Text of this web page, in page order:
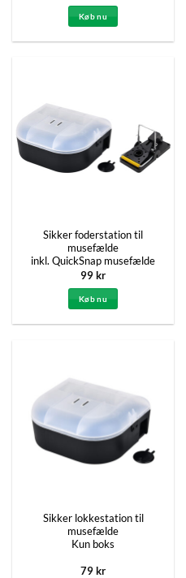
pris
var:
297 kr.
Køb nu
Sikker foderstation til
musefælde
inkl. QuickSnap musefælde
99kr
Køb nu
Sikker lokkestation til
musefælde
Kun boks
79kr